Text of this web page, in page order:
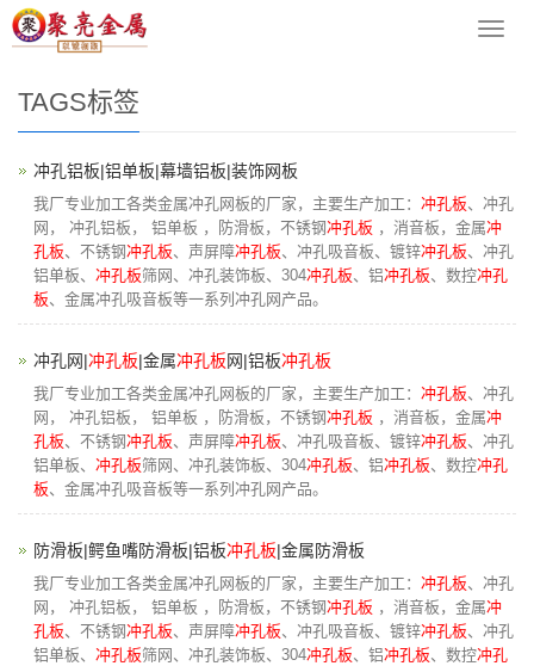
导
您的位置：网站首页
TAGS标签
冲孔铝板|铝单板|幕墙铝板|装饰网板
我厂专业加工各类金属冲孔网板的厂家，主要生产加工： 冲孔板、冲孔
网， 冲孔铝板， 铝单板 ，防滑板，不锈钢冲孔板 ，消音板，金属冲
孔板、不锈钢冲孔板、声屏障冲孔板、冲孔吸音板、镀锌冲孔板、冲孔
铝单板、 冲孔板筛网、冲孔装饰板、304冲孔板、铝冲孔板、数控冲孔
板、金属冲孔吸音板等一系列冲孔网产品。
冲孔网|冲孔板|金属冲孔板网|铝板冲孔板
我厂专业加工各类金属冲孔网板的厂家，主要生产加工： 冲孔板、冲孔
网， 冲孔铝板， 铝单板 ，防滑板，不锈钢冲孔板 ，消音板，金属冲
孔板、不锈钢冲孔板、声屏障冲孔板、冲孔吸音板、镀锌冲孔板、冲孔
铝单板、 冲孔板筛网、冲孔装饰板、304冲孔板、铝冲孔板、数控冲孔
板、金属冲孔吸音板等一系列冲孔网产品。
防滑板|鳄鱼嘴防滑板|铝板冲孔板|金属防滑板
我厂专业加工各类金属冲孔网板的厂家，主要生产加工： 冲孔板、冲孔
网， 冲孔铝板， 铝单板 ，防滑板，不锈钢冲孔板 ，消音板，金属冲
孔板、不锈钢冲孔板、声屏障冲孔板、冲孔吸音板、镀锌冲孔板、冲孔
铝单板、 冲孔板筛网、冲孔装饰板、304冲孔板、铝冲孔板、数控冲孔